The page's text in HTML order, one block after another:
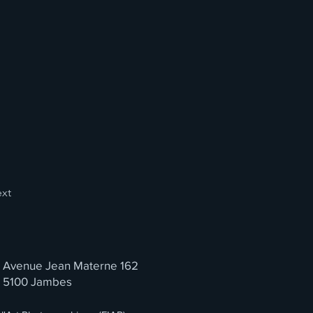
Avenue Jean Materne 162
5100 Jambes